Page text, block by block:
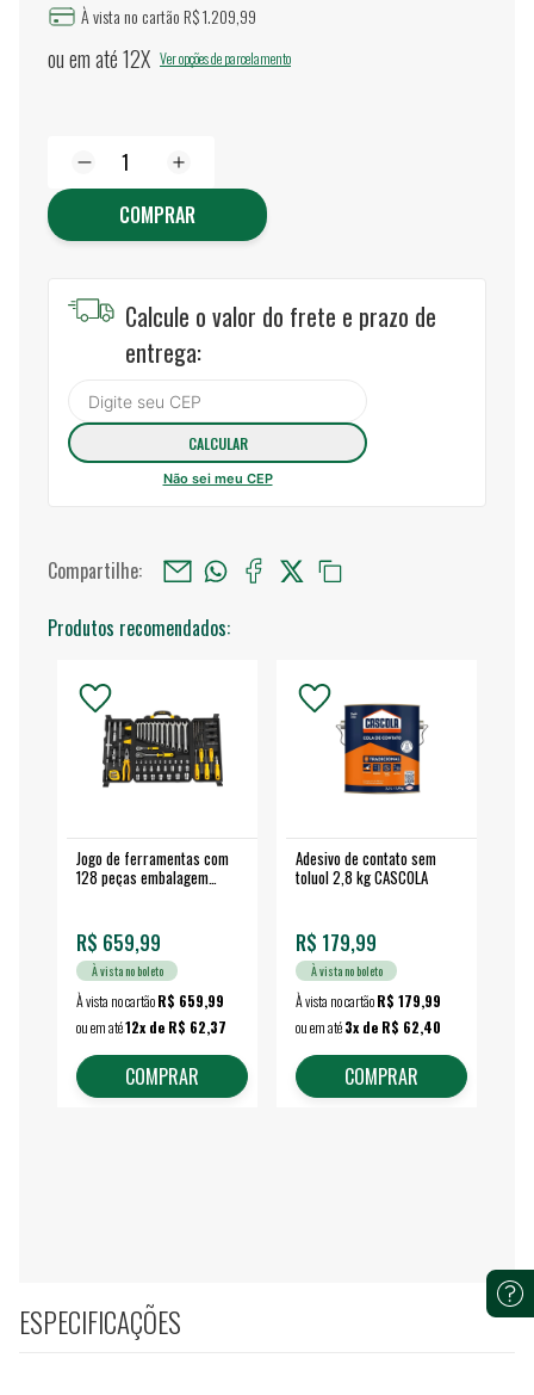
À vista no cartão R$ 1.209,99
ou em até12X Ver opções de parcelamento
COMPRAR
Calcule o valor do frete e prazo de
entrega:
Não sei meu CEP
Compartilhe:
Produtos recomendados:
Jogo de ferramentas com
128 peças embalagem
R$ 659,99
À vista no boleto
À vista no cartãoR$ 659,99
ou em até12x de R$ 62,37
COMPRAR
Adesivo de contato sem
toluol 2,8 kg CASCOLA
R$ 179,99
À vista no boleto
À vista no cartãoR$ 179,99
ou em até3x de R$ 62,40
COMPRAR
ESPECIFICAÇÕES